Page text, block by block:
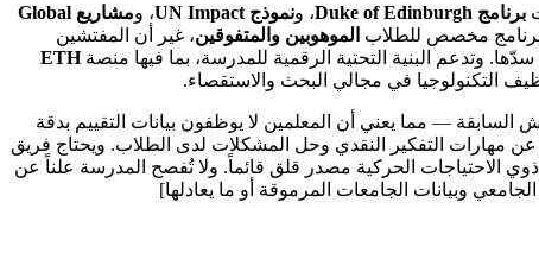
برنامج Duke of Edinburgh ، ونموذج UN Impact ، و
مشاريع Global
برنامج مخصص للطلاب الموهوبين والمتفوقين، غير أن المفتشين
وتدعم البنية التحتية الرقمية للمدرسة، بما فيها منصةETH
التكنولوجيا في مجالي البحث والاستقصاء.
السابقة — مما يعني أن المعلمين لا يوظفون بيانات التقييم بدقة
عن مهارات التفكير النقدي وحل المشكلات لدى الطلاب. ويحتاج فريق
الاحتياجات الحركية مصدر قلق قائماً. ولا تُفصح المدرسة علناً عن
وبيانات الجامعات المرموقة أو ما يعادلها]